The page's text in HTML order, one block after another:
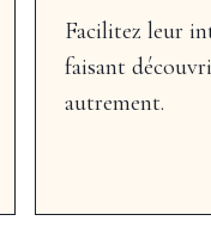
Facilitez leur
faisant
autrement.